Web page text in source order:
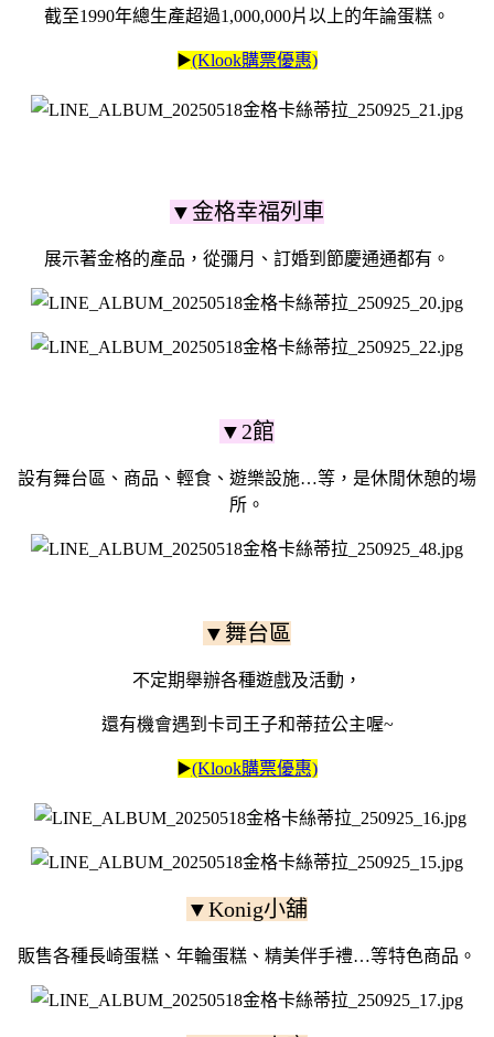
截至1990年總生產超過1,000,000片以上的年論蛋糕。
▶️(Klook購票優惠)
▼金格幸福列車
展示著金格的產品，從彌月、訂婚到節慶通通都有。
▼2館
設有舞台區、商品、輕食、遊樂設施…等，是休閒休憩的場
所。
▼舞台區
不定期舉辦各種遊戲及活動，
還有機會遇到卡司王子和蒂菈公主喔~
▶️(Klook購票優惠)
▼Konig小舖
販售各種長崎蛋糕、年輪蛋糕、精美伴手禮…等特色商品。